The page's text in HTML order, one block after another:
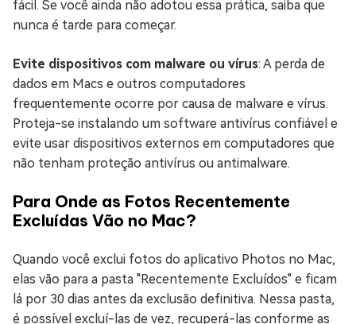
fácil. Se você ainda não adotou essa prática, saiba que
nunca é tarde para começar.
Evite dispositivos com malware ou vírus: A perda de
dados em Macs e outros computadores
frequentemente ocorre por causa de malware e vírus.
Proteja-se instalando um software antivírus confiável e
evite usar dispositivos externos em computadores que
não tenham proteção antivírus ou antimalware.
Para Onde as Fotos Recentemente
Excluídas Vão no Mac?
Quando você exclui fotos do aplicativo Photos no Mac,
elas vão para a pasta "Recentemente Excluídos" e ficam
lá por 30 dias antes da exclusão definitiva. Nessa pasta,
é possível excluí-las de vez, recuperá-las conforme as